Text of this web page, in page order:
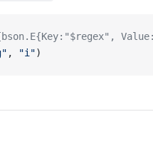
, "i")